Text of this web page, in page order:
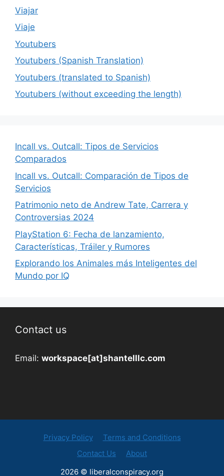
Viajar
Viaje
Youtubers
Youtubers (Spanish Translation)
Youtubers (translated to Spanish)
Youtubers (without exceeding the length)
Incall vs. Outcall: Tipos de Servicios
Comparados
Incall vs. Outcall: Comparación de Tipos de
Servicios
Patrimonio neto de Andrew Tate, Carrera y
Controversias 2024
PlayStation 6: Fecha de lanzamiento,
Características, Tráiler y Rumores
Explorando los Animales más Inteligentes del
Mundo por IQ
Contact us
Email: workspace[at]shantelllc.com
Privacy Policy
Terms and Conditions
Contact Us
About
2026 © liberalconspiracy.org